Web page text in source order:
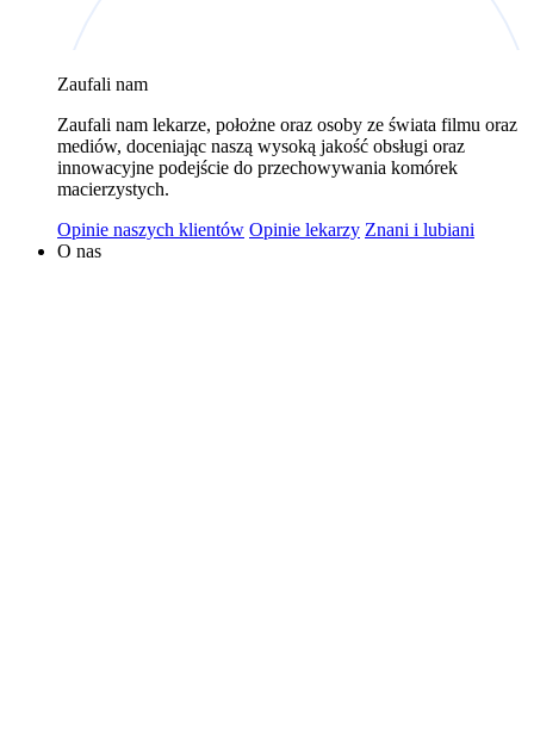
wykorzystywaniem plików cookies w powyższych celach
siedzibą w Warszawie. Niezależnymi administratorami
danych mogą być także nasi partnerzy. Informacje na
temat wykorzystywanych plików cookies i przetwarzania
danych osobowych, w tym o przysługujących prawach,
znajduje się wPolityce Prywatności
Zaufali nam
Zaufali nam lekarze, położne oraz osoby ze świata filmu oraz
mediów, doceniając naszą wysoką jakość obsługi oraz
innowacyjne podejście do przechowywania komórek
macierzystych.
Opinie naszych klientów Opinie lekarzy Znani i lubiani
O nas